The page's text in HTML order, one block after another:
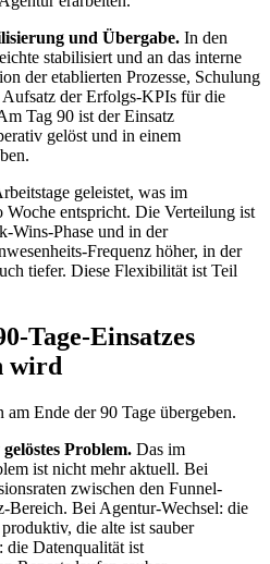
und Übergabe. In den
stabilisiert und an das interne
der etablierten Prozesse, Schulung
der Erfolgs-KPIs für die
Tag 90 ist der Einsatz
gelöst und in einem
geleistet, was im
entspricht. Die Verteilung ist
Wins-Phase und in der
Frequenz höher, in der
tiefer. Diese Flexibilität ist Teil
Tage-Einsatzes
wird
Ende der 90 Tage übergeben.
Problem. Das im
ist nicht mehr aktuell. Bei
zwischen den Funnel-
Bereich. Bei Agentur-Wechsel: die
die alte ist sauber
Datenqualität ist